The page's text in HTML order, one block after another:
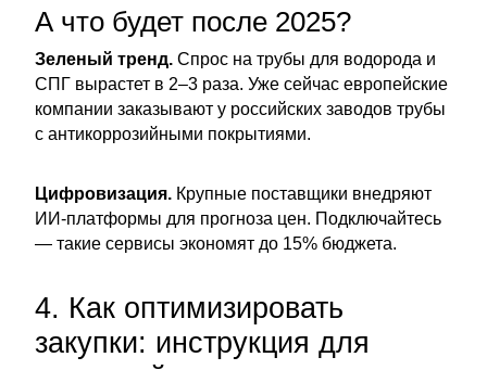
А что будет после 2025?
Зеленый тренд. Спрос на трубы для водорода и
СПГ вырастет в 2–3 раза. Уже сейчас европейские
компании заказывают у российских заводов трубы
с антикоррозийными покрытиями.
Цифровизация. Крупные поставщики внедряют
ИИ-платформы для прогноза цен. Подключайтесь
— такие сервисы экономят до 15% бюджета.
4. Как оптимизировать
закупки: инструкция для